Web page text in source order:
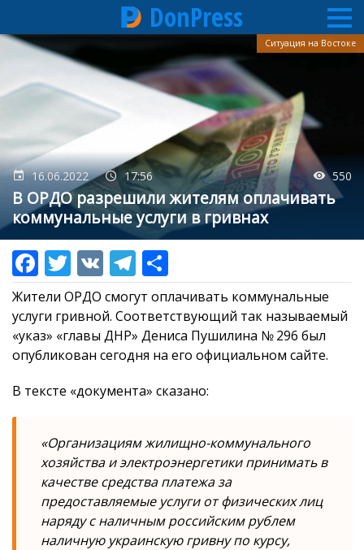
Перейти
основному
содержанию
DonPress
16.06.2022 17:56 550
В ОРДО разрешили жителям оплачивать
коммунальные услуги в гривнах
Ситуация на Востоке
Жители ОРДО смогут оплачивать коммунальные
услуги гривной. Соответствующий так называемый
«указ» «главы ДНР» Дениса Пушилина № 296 был
опубликован сегодня на его официальном сайте.
В тексте «документа» сказано:
«Организациям жилищно-коммунального
хозяйства и электроэнергетики принимать в
качестве средства платежа за
предоставляемые услуги от физических лиц
наряду с наличным российским рублем
наличную украинскую гривну по курсу,